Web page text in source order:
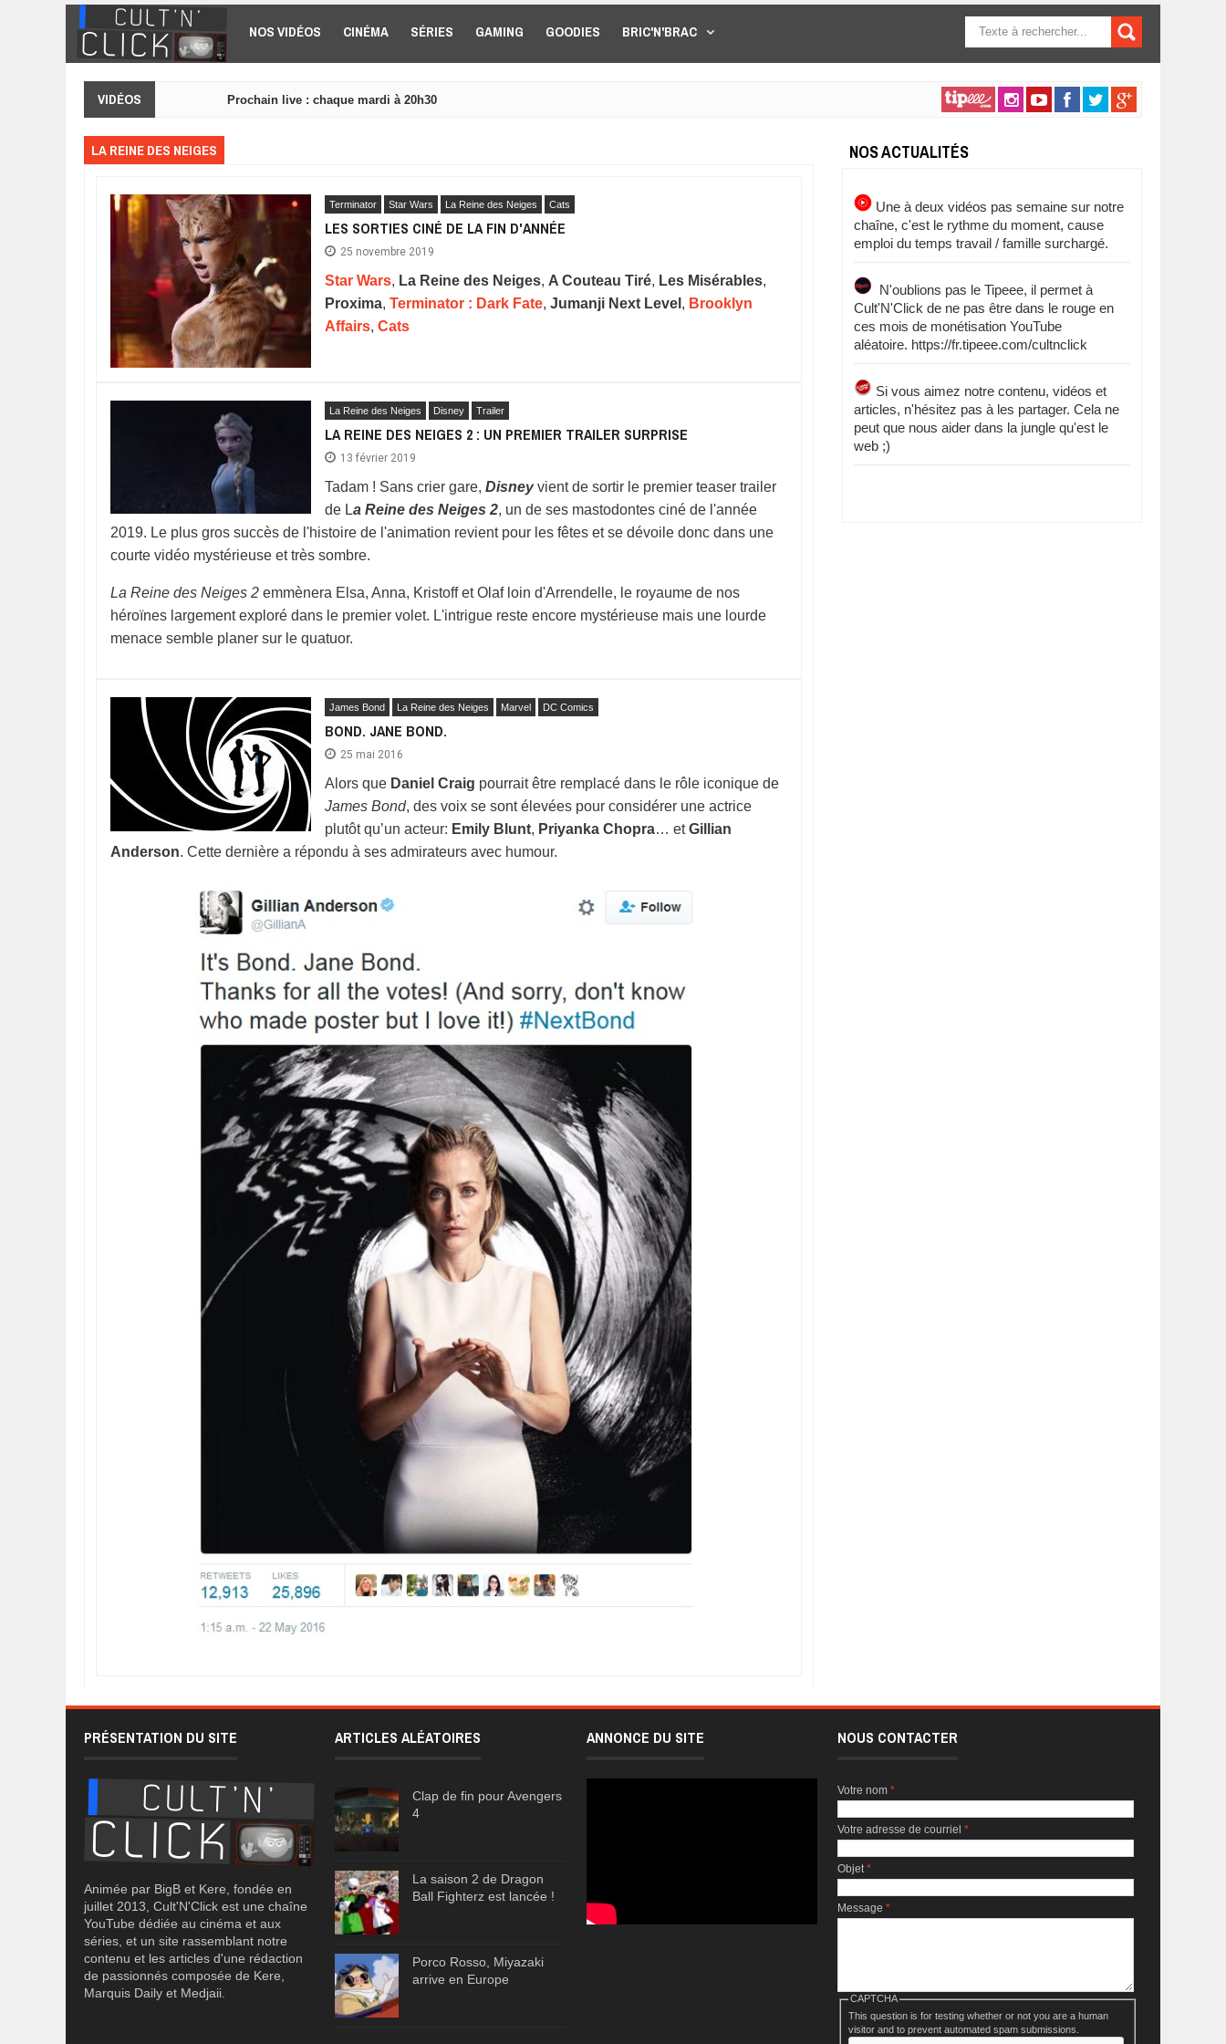
Aller au contenu principal
NOS VIDÉOS CINÉMA SÉRIES GAMING GOODIES BRIC'N'BRAC
FORMULAIRE DE
RECHERCHE
VIDÉOS Prochain live : chaque mardi à 20h30
LA REINE DES NEIGES
Terminator Star Wars La Reine des Neiges Cats
LES SORTIES CINÉ DE LA FIN D'ANNÉE
25 novembre 2019
Star Wars, La Reine des Neiges, A Couteau Tiré, Les Misérables,
Proxima, Terminator : Dark Fate, Jumanji Next Level , Brooklyn
Affairs, Cats
La Reine des Neiges Disney Trailer
LA REINE DES NEIGES 2 : UN PREMIER TRAILER SURPRISE
13 février 2019
Tadam ! Sans crier gare, Disneyvient de sortir le premier teaser trailer
de La Reine des Neiges 2, un de ses mastodontes ciné de l'année
2019. Le plus gros succès de l'histoire de l'animation revient pour les fêtes et se dévoile donc dans une
courte vidéo mystérieuse et très sombre.
La Reine des Neiges 2 emmènera Elsa, Anna, Kristoff et Olaf loin d'Arrendelle, le royaume de nos
héroïnes largement exploré dans le premier volet. L'intrigue reste encore mystérieuse mais une lourde
menace semble planer sur le quatuor.
James Bond La Reine des Neiges Marvel DC Comics
BOND. JANE BOND.
25 mai 2016
Alors que Daniel Craig pourrait être remplacé dans le rôle iconique de
James Bond, des voix se sont élevées pour considérer une actrice
plutôt qu’un acteur: Emily Blunt, Priyanka Chopra… etGillian
Anderson. Cette dernière a répondu à ses admirateurs avec humour.
NOS ACTUALITÉS
Une à deux vidéos pas semaine sur notre
chaîne, c'est le rythme du moment, cause
emploi du temps travail / famille surchargé.
N'oublions pas le Tipeee, il permet à
Cult'N'Click de ne pas être dans le rouge en
ces mois de monétisation YouTube
aléatoire. https://fr.tipeee.com/cultnclick
Si vous aimez notre contenu, vidéos et
articles, n'hésitez pas à les partager. Cela ne
peut que nous aider dans la jungle qu'est le
web ;)
PRÉSENTATION DU SITE
Animée par BigB et Kere, fondée en
juillet 2013, Cult'N'Click est une chaîne
YouTube dédiée au cinéma et aux
séries, et un site rassemblant notre
contenu et les articles d'une rédaction
de passionnés composée de Kere,
Marquis Daily et Medjaii.
ARTICLES ALÉATOIRES
Clap de fin pour Avengers
4
La saison 2 de Dragon
Ball Fighterz est lancée !
Porco Rosso, Miyazaki
arrive en Europe
ANNONCE DU SITE NOUS CONTACTER
Votre nom*
Votre adresse de courriel*
Objet*
Message*
CAPTCHA
This question is for testing whether or not you are a human
visitor and to prevent automated spam submissions.